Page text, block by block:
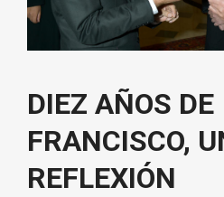
DIEZ AÑOS DE
FRANCISCO,
REFLEXIÓN